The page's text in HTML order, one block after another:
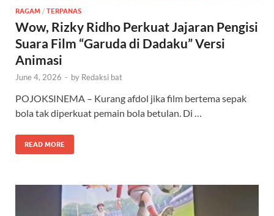
RAGAM / TERPANAS
Wow, Rizky Ridho Perkuat Jajaran Pengisi
Suara Film “Garuda di Dadaku” Versi
Animasi
June 4, 2026 - by Redaksi bat
POJOKSINEMA – Kurang afdol jika film bertema sepak
bola tak diperkuat pemain bola betulan. Di …
READ MORE